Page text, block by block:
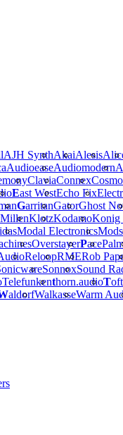
AJH SynthAkaiAlesis
AudioeaseAudiomodern
ClaviaConnex
East WestEcho Fix
GarritanGatorGhost
KlotzKodamoKonig
Modal Electronics
OverstayerPace
ReloopRMERob
SonnoxSound
Telefunkenthorn.audioT
aldorfWalkasseWarm